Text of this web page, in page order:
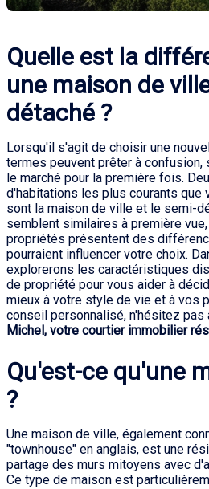
Quelle est la
une maison de
détaché ?
Lorsqu'il s'agit de choisir une
termes peuvent prêter à
le marché pour la première fois.
d'habitations les plus courants que
sont la maison de ville et le semi-
semblent similaires à première
propriétés présentent des
pourraient influencer votre choix.
explorerons les caractéristiques
de propriété pour vous aider à
mieux à votre style de vie et à vos
conseil personnalisé, n'hésitez pas
Michel, votre courtier immobilier
Qu'est-ce qu'une
?
Une maison de ville, également
"townhouse" en anglais, est une
partage des murs mitoyens avec
Ce type de maison est